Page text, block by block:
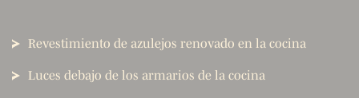
Revestimiento de azulejos renovado en la cocina
Luces debajo de los armarios de la cocina